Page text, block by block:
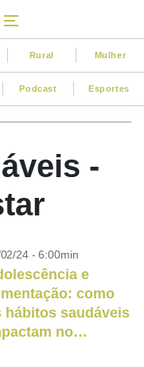
Rural Mulher
Podcast Esportes
-
24 - 6:00min
e
como
hábitos saudáveis
no